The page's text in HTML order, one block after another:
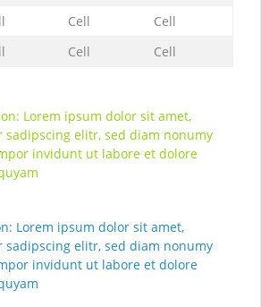
Cell
Cell
Cell Cell
Lorem ipsum dolor sit amet,
sadipscing elitr, sed diam nonumy
invidunt ut labore et dolore
Lorem ipsum dolor sit amet,
sadipscing elitr, sed diam nonumy
invidunt ut labore et dolore